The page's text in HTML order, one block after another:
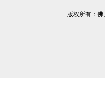
版权所有：